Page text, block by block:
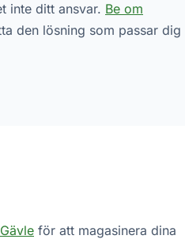
inte ditt ansvar. Be om
den lösning som passar dig
för att magasinera dina